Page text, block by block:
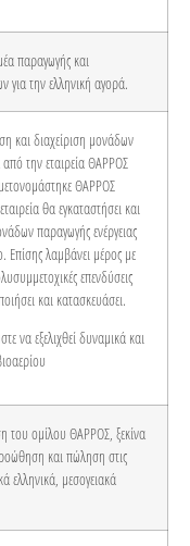
παραγωγής και
για την ελληνική αγορά.
και διαχείριση μονάδων
την εταιρεία ΘΑΡΡΟΣ
ΘΑΡΡΟΣ
θα εγκαταστήσει και
παραγωγής ενέργειας
Επίσης λαμβάνει μέρος με
επενδύσεις
και κατασκευάσει.
να εξελιχθεί δυναμικά και
του ομίλου ΘΑΡΡΟΣ, ξεκίνα
και πώληση στις
ελληνικά, μεσογειακά